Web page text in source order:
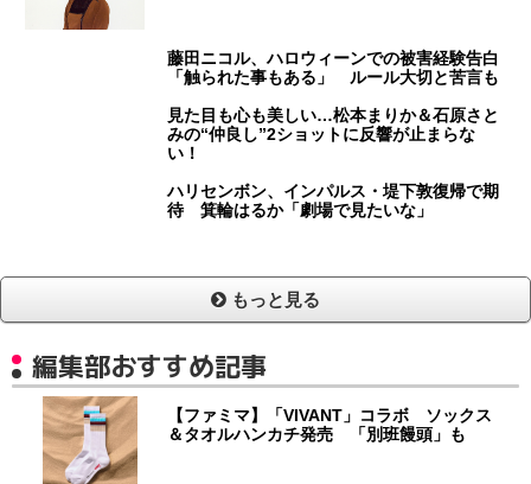
藤田ニコル、ハロウィーンでの被害経験告白
「触られた事もある」 ルール大切と苦言も
見た目も心も美しい…松本まりか＆石原さと
みの“仲良し”2ショットに反響が止まらな
い！
ハリセンボン、インパルス・堤下敦復帰で期
待 箕輪はるか「劇場で見たいな」
もっと見る
編集部おすすめ記事
【ファミマ】「VIVANT」コラボ ソックス
＆タオルハンカチ発売 「別班饅頭」も